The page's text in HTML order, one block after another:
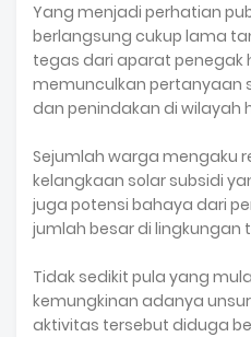
Yang menjadi perhatian
berlangsung cukup lama
tegas dari aparat penegak
memunculkan pertanyaan
dan penindakan di wilayah
Sejumlah warga mengaku
kelangkaan solar subsidi
juga potensi bahaya dari
jumlah besar di lingkungan
Tidak sedikit pula yang
kemungkinan adanya
aktivitas tersebut diduga